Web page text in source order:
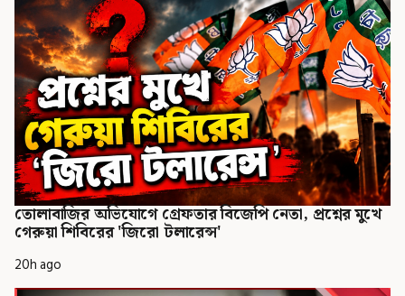
তোলাবাজির অভিযোগে গ্রেফতার বিজেপি নেতা, প্রশ্নের মুখে
গেরুয়া শিবিরের 'জিরো টলারেন্স'
20h ago